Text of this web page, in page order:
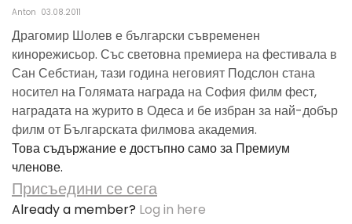
Anton 03.08.2011
Драгомир Шолев е български съвременен
кинорежисьор. Със световна премиера на фестивала в
Сан Себстиан, тази година неговият Подслон стана
носител на Голямата награда на София филм фест,
наградата на журито в Одеса и бе избран за най-добър
филм от Българската филмова академия.
Това съдържание е достъпно само за Премиум
членове.
Присъедини се сега
Already a member? Log in here